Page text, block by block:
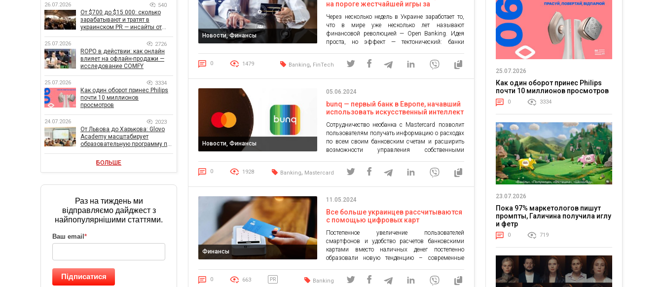
Новости, Финансы
на пороге жестчайшей игры за
Через несколько недель в Украине заработает то,
что в мире уже несколько лет называют
финансовой революцией — Open Banking. Идея
проста, но эффект — тектонический: банки
клиентов и открывают их для сторонних
поставщиков финансовых услуг (Third Party
технологические провайдеры […]
0 1479 Banking, FinTech
Новости, Финансы
05.06.2024
bunq — первый банк в Европе, начавший
использовать искусственный интеллект
Сотрудничество необанка с Mastercard позволит
пользователям получать информацию о расходах
по всем своим банковским счетам и расширить
возможности управления собственными
открытого банкинга в Европе. Второй по величине
необанк в Европе bunq в сотрудничестве с
финансовых […]
0 1928 Banking, Mastercard
Финансы
11.05.2024
Все больше украинцев рассчитываются
с помощью цифровых карт
Постепенное увеличение пользователей
смартфонов и удобство расчетов банковскими
картами вместо наличных денег постепенно
образовали новую тенденцию – современные
картами и платят с помощью технологии NFC.
Исследование MasterIndex показывает, что особый
0 663 PR Banking
26.07.2026 540
От $700 до $15 000: сколько
зарабатывают и тратят в
украинском PR — инсайты от
25.07.2026 2726
ROPO в действии: как онлайн
влияет на офлайн-продажи —
исследование COMFY
25.07.2026 3334
Как один оборот принес Philips
почти 10 миллионов
просмотров
24.07.2026 2023
От Львова до Харькова: Glovo
Academy масштабирует
образовательную программу по
бизнеса
БОЛЬШЕ
Раз на тиждень ми
відправляємо дайджест з
найпопулярнішими статтями.
Ваш email *
Підписатися
25.07.2026
Как один оборот принес Philips
почти 10 миллионов просмотров
0 3334
23.07.2026
Пока 97% маркетологов пишут
промпты, Галичина получила иглу
и фетр
0 719